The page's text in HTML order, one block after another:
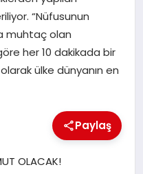
“Nüfusunun
muhtaç olan
her 10 dakikada bir
ülke dünyanın en
Paylaş